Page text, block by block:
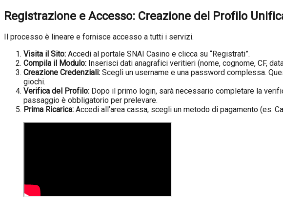
Registrazione e Accesso: Creazione del Profilo
Il processo è lineare e fornisce accesso a tutti i servizi.
Visita il Sito: Accedi al portale SNAI Casino e clicca su “Registrati”.
Compila il Modulo: Inserisci dati anagrafici veritieri (nome, cognome, CF,
Creazione Credenziali: Scegli un username e una password complessa.
giochi.
Verifica del Profilo: Dopo il primo login, sarà necessario completare la
passaggio è obbligatorio per prelevare.
Prima Ricarica: Accedi all’area cassa, scegli un metodo di pagamento (es.